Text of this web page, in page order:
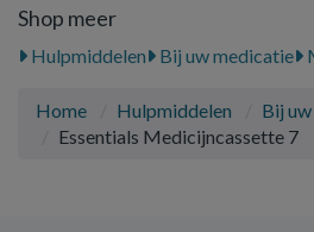
Shop meer
Hulpmiddelen Bij uw medicatie
Home Hulpmiddelen
Bij
Essentials Medicijncassette 7